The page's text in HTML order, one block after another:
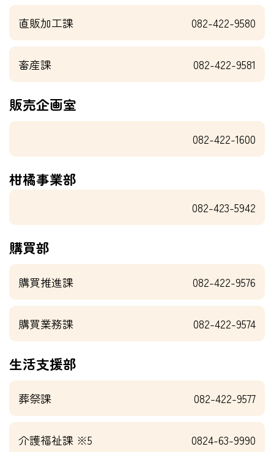
直販加工課 082-422-9580
畜産課 082-422-9581
販売企画室
082-422-1600
柑橘事業部
082-423-5942
購買部
購買推進課 082-422-9576
購買業務課 082-422-9574
生活支援部
葬祭課 082-422-9577
介護福祉課 ※5 0824-63-9990